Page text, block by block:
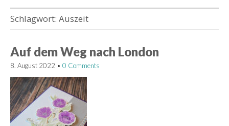
Schlagwort: Auszeit
Auf dem Weg nach London
8. August 2022 • 0 Comments